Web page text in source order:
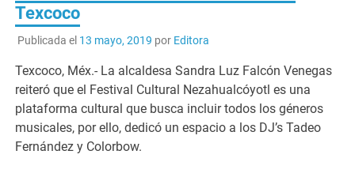
Texcoco
Publicada el 13 mayo, 2019 por Editora
Texcoco, Méx.- La alcaldesa Sandra Luz Falcón Venegas
reiteró que el Festival Cultural Nezahualcóyotl es una
plataforma cultural que busca incluir todos los géneros
musicales, por ello, dedicó un espacio a los DJ’s Tadeo
Fernández y Colorbow.